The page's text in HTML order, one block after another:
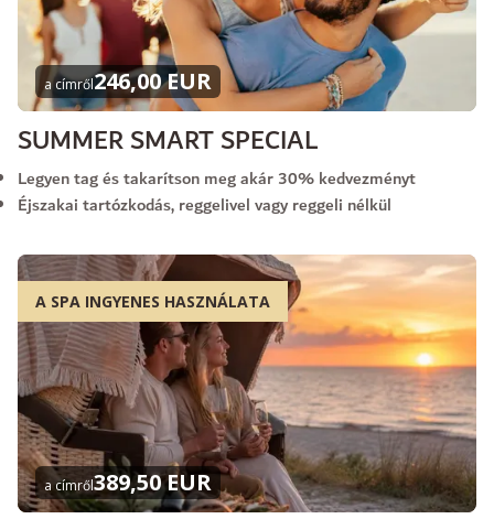
a címről246,00 EUR
SUMMER SMART SPECIAL
Legyen tag és takarítson meg akár 30% kedvezményt
Éjszakai tartózkodás, reggelivel vagy reggeli nélkül
A SPA INGYENES HASZNÁLATA
a címről389,50 EUR